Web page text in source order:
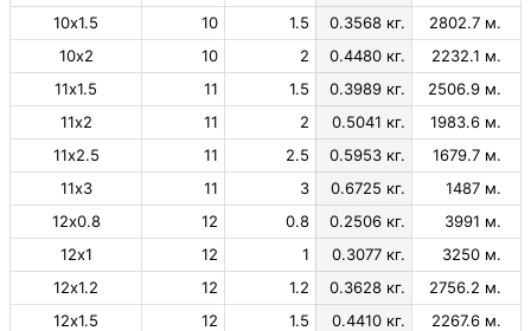
10х1.5
10 1.5 0.3568 кг.
2802.7 м.
10х2
10 2 0.4480 кг.
2232.1 м.
11х1.5
11 1.5 0.3989 кг.
2506.9 м.
11х2
11 2 0.5041 кг.
1983.6 м.
11х2.5
11 2.5 0.5953 кг.
1679.7 м.
11х3
11 3 0.6725 кг.
1487 м.
12х0.8
12 0.8 0.2506 кг.
3991 м.
12х1
12 1 0.3077 кг.
3250 м.
12х1.2
12 1.2 0.3628 кг.
2756.2 м.
12х1.5
12 1.5 0.4410 кг.
2267.6 м.